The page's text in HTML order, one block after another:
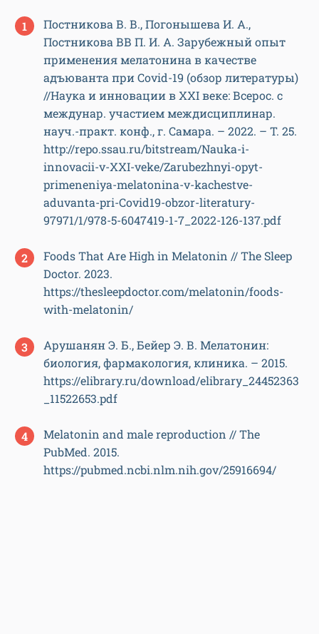
Постникова В. В., Погонышева И. А.,
Постникова ВВ П. И. А. Зарубежный опыт
применения мелатонина в качестве
адъюванта при Covid-19 (обзор литературы)
//Наука и инновации в XXI веке: Всерос. с
междунар. участием междисциплинар.
науч.-практ. конф., г. Самара. – 2022. – Т. 25.
http://repo.ssau.ru/bitstream/Nauka-i-
innovacii-v-XXI-veke/Zarubezhnyi-opyt-
primeneniya-melatonina-v-kachestve-
aduvanta-pri-Covid19-obzor-literatury-
97971/1/978-5-6047419-1-7_2022-126-137.pdf
Foods That Are High in Melatonin // The Sleep
Doctor. 2023.
https://thesleepdoctor.com/melatonin/foods-
with-melatonin/
Арушанян Э. Б., Бейер Э. В. Мелатонин:
биология, фармакология, клиника. – 2015.
https://elibrary.ru/download/elibrary_24452363
_11522653.pdf
Melatonin and male reproduction // The
PubMed. 2015.
https://pubmed.ncbi.nlm.nih.gov/25916694/